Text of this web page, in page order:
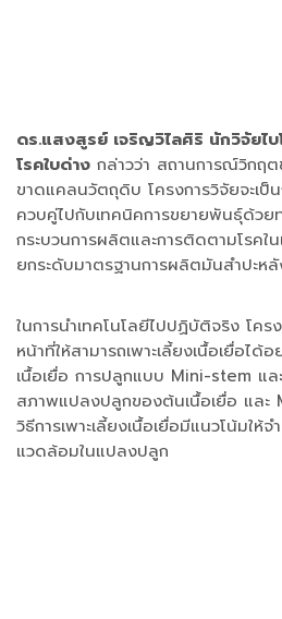
ดร.แสงสูรย์ เจริญวิไลศิริ นักวิจัยไ
โรคใบด่าง กล่าวว่า สถานการณ์วิกฤ
ขาดแคลนวัตถุดิบ โครงการวิจัยจะเ
ควบคู่ไปกับเทคนิคการขยายพันธุ์ด้ว
กระบวนการผลิตและการติดตามโรค
ยกระดับมาตรฐานการผลิตมันสำปะ
ในการนำเทคโนโลยีไปปฏิบัติจริง โ
หน้าที่ให้สามารถเพาะเลี้ยงเนื้อเยื่
เนื้อเยื่อ การปลูกแบบ Mini-stem แ
สภาพแปลงปลูกของต้นเนื้อเยื่อ และ
วิธีการเพาะเลี้ยงเนื้อเยื่อมีแนวโน้ม
แวดล้อมในแปลงปลูก